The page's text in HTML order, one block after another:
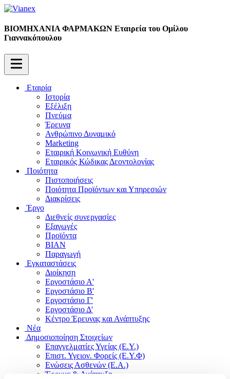
ΒΙΟΜΗΧΑΝΙΑ ΦΑΡΜΑΚΩΝ Εταιρεία του Ομίλου
Γιαννακόπουλου
Εταιρία
Ιστορία
Εξέλιξη
Πνεύμα
Έρευνα
Ανθρώπινο Δυναμικό
Marketing
Εταιρική Κοινωνική Ευθύνη
Εταιρικός Κώδικας Δεοντολογίας
Ποιότητα
Πιστοποιήσεις
Ποιότητα Προϊόντων και Υπηρεσιών
Διακρίσεις
Έργο
Διεθνείς συνεργασίες
Εξαγωγές
Προϊόντα
ΒΙΑΝ
Παραγωγή
Εγκαταστάσεις
Διοίκηση
Εργοστάσιο Α'
Εργοστάσιο B'
Εργοστάσιο Γ'
Εργοστάσιο Δ'
Κέντρο Έρευνας και Ανάπτυξης
Νέα
Δημοσιοποίηση Στοιχείων
Επαγγελματίες Υγείας (Ε.Υ.)
Επιστ. Υγειον. Φορείς (Ε.Υ.Φ)
Ενώσεις Ασθενών (Ε.Α.)
Έρευνα & Ανάπτυξη